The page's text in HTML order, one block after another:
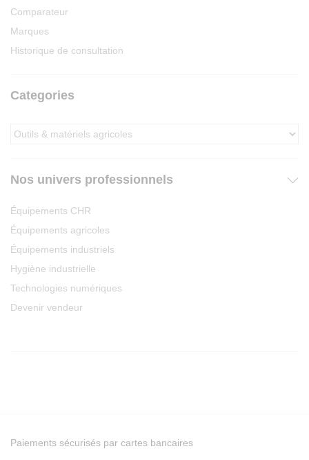
Comparateur
Marques
Historique de consultation
Categories
Nos univers professionnels
Équipements CHR
Équipements agricoles
Équipements industriels
Hygiène industrielle
Technologies numériques
Devenir vendeur
Paiements sécurisés par cartes bancaires